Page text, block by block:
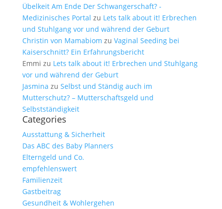
Übelkeit Am Ende Der Schwangerschaft? -
Medizinisches Portal zu Lets talk about it! Erbrechen
und Stuhlgang vor und während der Geburt
Christin von Mamabiom zu Vaginal Seeding bei
Kaiserschnitt? Ein Erfahrungsbericht
Emmi zu Lets talk about it! Erbrechen und Stuhlgang
vor und während der Geburt
Jasmina zu Selbst und Ständig auch im
Mutterschutz? – Mutterschaftsgeld und
Selbstständigkeit
Categories
Ausstattung & Sicherheit
Das ABC des Baby Planners
Elterngeld und Co.
empfehlenswert
Familienzeit
Gastbeitrag
Gesundheit & Wohlergehen